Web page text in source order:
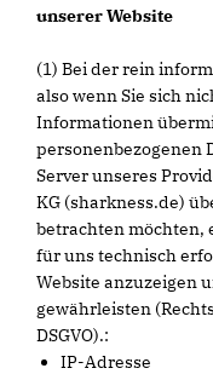
unserer Website
(1) Bei der rein
also wenn Sie sich
Informationen
personenbezogenen
Server unseres
KG (sharkness.de)
betrachten möchten,
für uns technisch
Website anzuzeigen
gewährleisten
DSGVO).:
IP-Adresse